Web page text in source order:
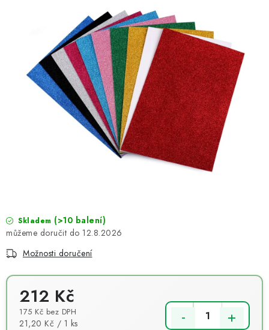
KVĚTINY A LISTY
NOVINKY
TIPY NA TVOŘENÍ
Kontaktujte nás
O nás - kdo jsme?
Obchodní podmínky
Skladem (>10 balení)
12.8.2026
Možnosti doručení
212 Kč
175 Kč bez DPH
Měrná cena:
21,20 Kč / 1 ks